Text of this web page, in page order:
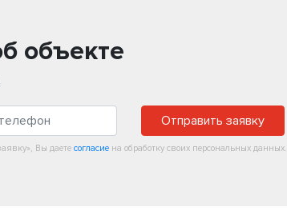
объекте
Отправить заявку
Вы даете согласиена обработку своих персональных данных.